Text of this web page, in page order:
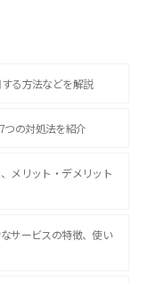
る方法などを解説
つの対処法を紹介
メリット・デメリット
サービスの特徴、使い